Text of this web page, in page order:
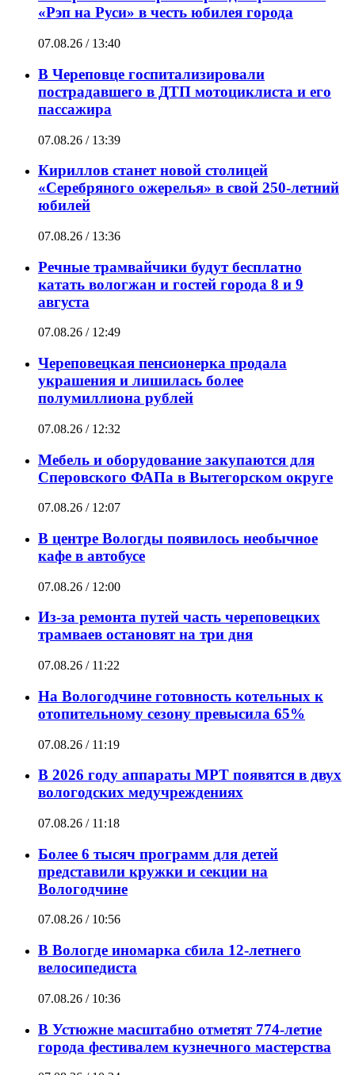
«Рэп на Руси» в честь юбилея города
07.08.26 / 13:40
В Череповце госпитализировали
пострадавшего в ДТП мотоциклиста и его
пассажира
07.08.26 / 13:39
Кириллов станет новой столицей
«Серебряного ожерелья» в свой 250-летний
юбилей
07.08.26 / 13:36
Речные трамвайчики будут бесплатно
катать вологжан и гостей города 8 и 9
августа
07.08.26 / 12:49
Череповецкая пенсионерка продала
украшения и лишилась более
полумиллиона рублей
07.08.26 / 12:32
Мебель и оборудование закупаются для
Сперовского ФАПа в Вытегорском округе
07.08.26 / 12:07
В центре Вологды появилось необычное
кафе в автобусе
07.08.26 / 12:00
Из-за ремонта путей часть череповецких
трамваев остановят на три дня
07.08.26 / 11:22
На Вологодчине готовность котельных к
отопительному сезону превысила 65%
07.08.26 / 11:19
В 2026 году аппараты МРТ появятся в двух
вологодских медучреждениях
07.08.26 / 11:18
Более 6 тысяч программ для детей
представили кружки и секции на
Вологодчине
07.08.26 / 10:56
В Вологде иномарка сбила 12-летнего
велосипедиста
07.08.26 / 10:36
В Устюжне масштабно отметят 774-летие
города фестивалем кузнечного мастерства